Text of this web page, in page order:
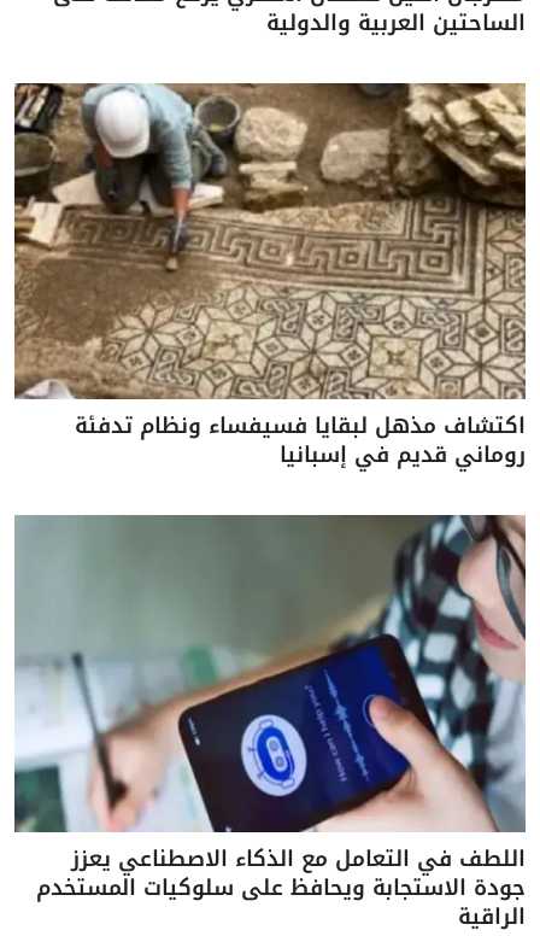
الساحتين العربية والدولية
اكتشاف مذهل لبقايا فسيفساء ونظام تدفئة
روماني قديم في إسبانيا
اللطف في التعامل مع الذكاء الاصطناعي يعزز
جودة الاستجابة ويحافظ على سلوكيات المستخدم
الراقية